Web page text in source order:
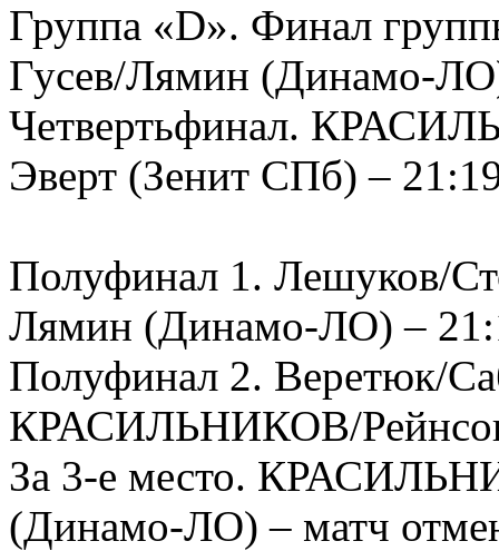
Группа «D». Финал
Гусев/Лямин (Динамо-
Четвертьфинал.
Эверт (Зенит СПб) –
Полуфинал 1. Лешуков/
Лямин (Динамо-ЛО) –
Полуфинал 2. Веретюк/
КРАСИЛЬНИКОВ/
За 3-е место.
(Динамо-ЛО) – матч